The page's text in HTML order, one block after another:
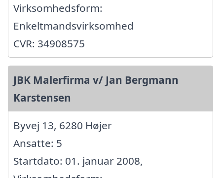
Virksomhedsform:
Enkeltmandsvirksomhed
CVR: 34908575
JBK Malerfirma v/ Jan Bergmann
Karstensen
Byvej 13, 6280 Højer
Ansatte: 5
Startdato: 01. januar 2008,